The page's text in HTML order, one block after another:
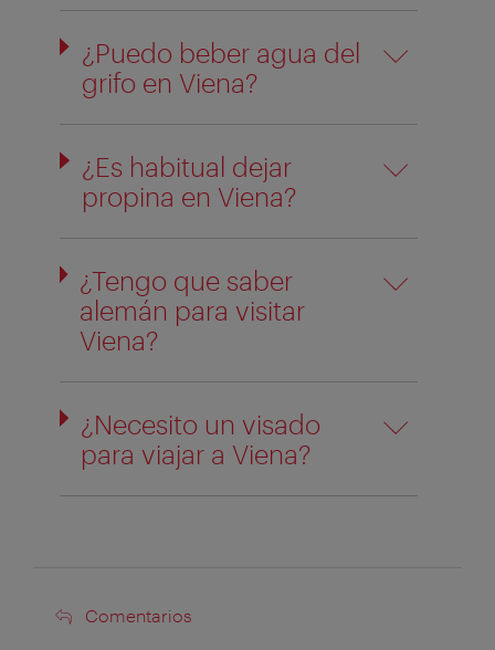
¿Puedo beber agua del
grifo en Viena?
¿Es habitual dejar
propina en Viena?
¿Tengo que saber
alemán para visitar
Viena?
¿Necesito un visado
para viajar a Viena?
Comentarios
Comentarios